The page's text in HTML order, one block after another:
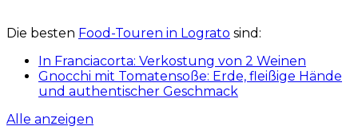
Die besten Food-Touren in Lograto sind:
In Franciacorta: Verkostung von 2 Weinen
Gnocchi mit Tomatensoße: Erde, fleißige Hände
und authentischer Geschmack
Alle anzeigen